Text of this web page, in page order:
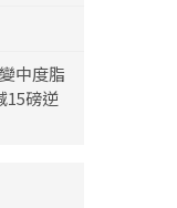
中度脂
15磅逆